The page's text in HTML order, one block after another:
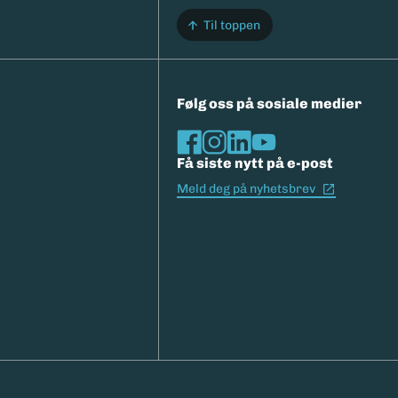
Til toppen
Følg oss på sosiale medier
Få siste nytt på e-post
Meld deg på nyhetsbrev